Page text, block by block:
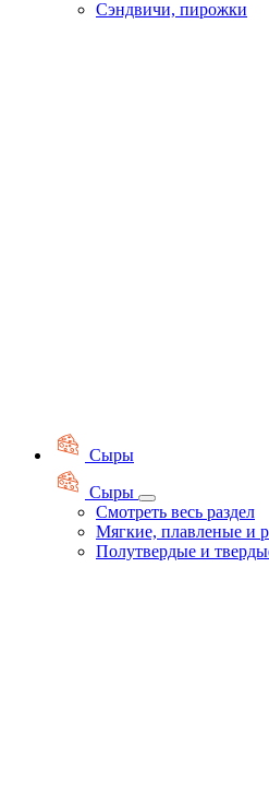
Сэндвичи, пирожки
Сыры
Сыры
Смотреть весь раздел
Мягкие, плавленые и
Полутвердые и